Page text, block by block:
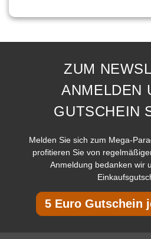
ZUM
ANMELDEN
GUTSCHEIN
Melden Sie sich zum Mega-
profitieren Sie von
Anmeldung bedanken wir
5 Euro Gutschein